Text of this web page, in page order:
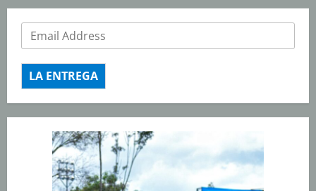
LA ENTREGA